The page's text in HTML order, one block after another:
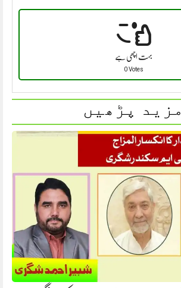
بہت اچھی ہے
0 Votes
مزید پڑھیں